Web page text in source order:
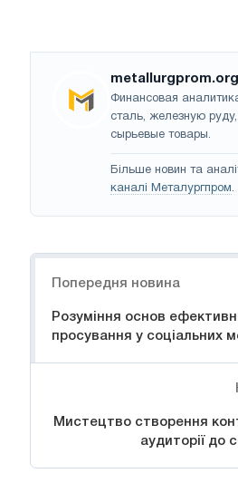
metallurgprom.org
Финансовая
сталь, железную
сырьевые товары.
Більше новин та
каналі Металургпром.
Попередня новина
Розуміння основ
просування у соціальних
Мистецтво створення
аудиторії до